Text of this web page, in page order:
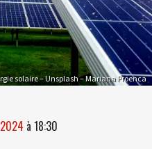
solaire – Unsplash – Mariana Proenca
à 18:30